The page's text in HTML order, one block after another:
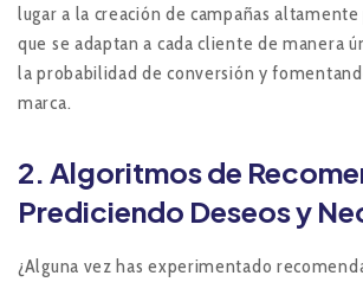
lugar a la creación de campañas
que se adaptan a cada cliente de manera
la probabilidad de conversión y
marca.
2. Algoritmos de
Prediciendo Deseos y
¿Alguna vez has experimentado